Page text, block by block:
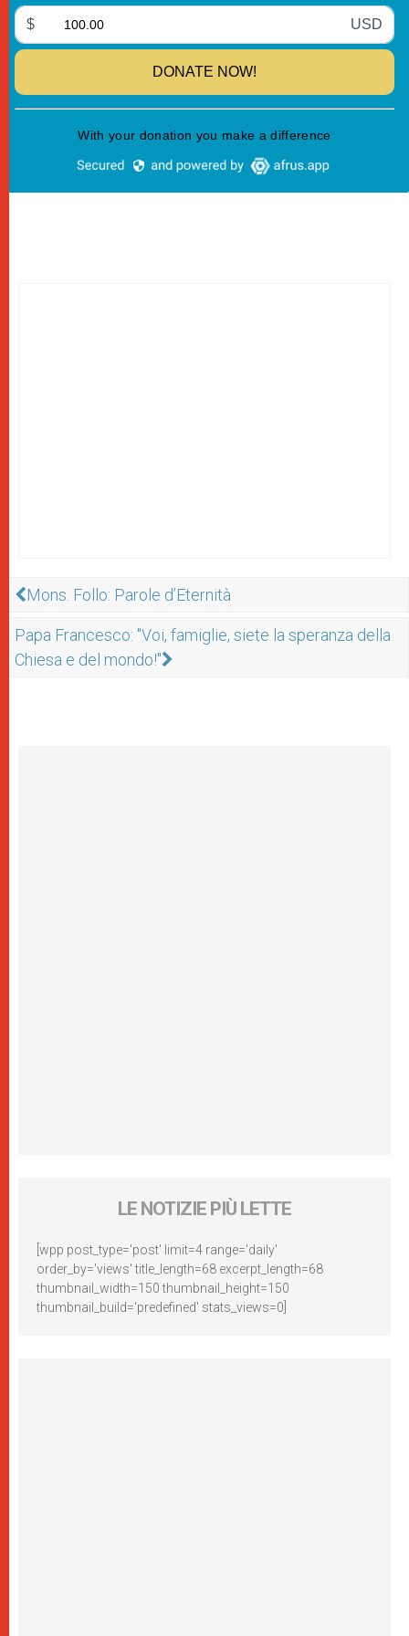
Mons. Follo: Parole d’Eternità
Papa Francesco: "Voi, famiglie, siete la speranza della
Chiesa e del mondo!"
LE NOTIZIE PIÙ LETTE
[wpp post_type='post' limit=4 range='daily'
order_by='views' title_length=68 excerpt_length=68
thumbnail_width=150 thumbnail_height=150
thumbnail_build='predefined' stats_views=0]